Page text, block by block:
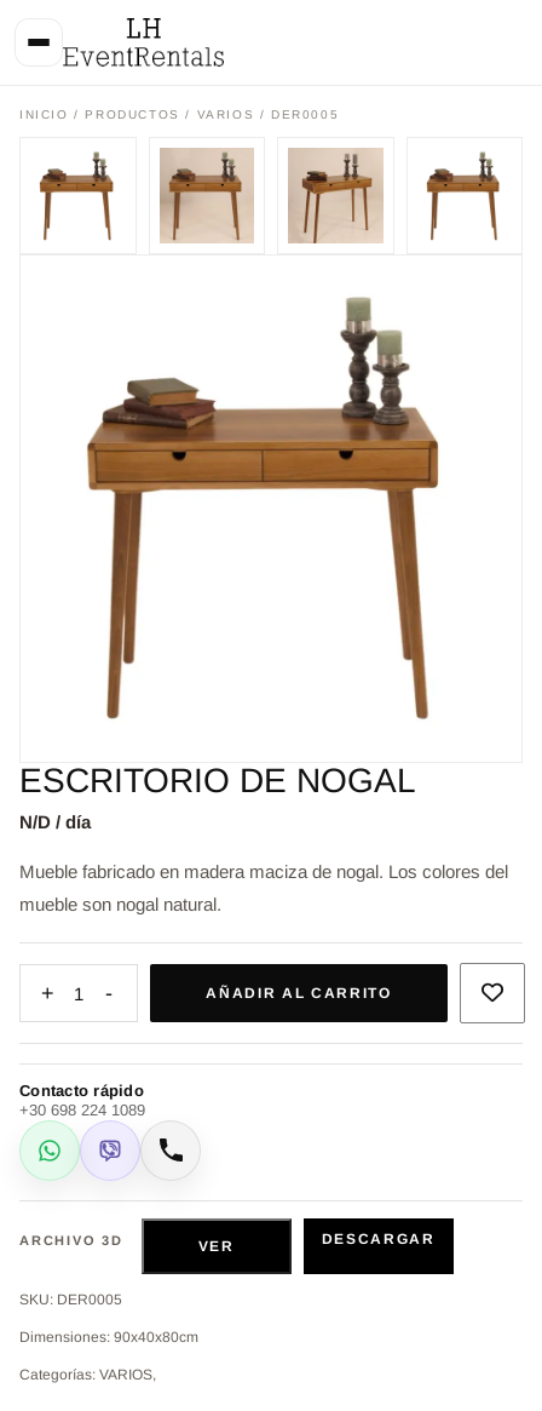
INICIO / PRODUCTOS/ VARIOS / DER0005
ESCRITORIO DE NOGAL
N/D / día
Mueble fabricado en madera maciza de nogal. Los colores del
mueble son nogal natural.
+ 1 - AÑADIR AL CARRITO
Contacto rápido
+30 698 224 1089
WhatsApp
Viber Llamar
ARCHIVO 3D VER DESCARGAR
SKU: DER0005
Dimensiones: 90x40x80cm
Categorías: VARIOS,